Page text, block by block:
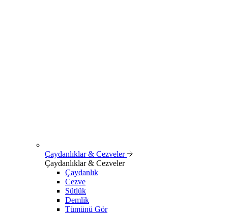
Çaydanlıklar & Cezveler
Çaydanlıklar & Cezveler
Çaydanlık
Cezve
Sütlük
Demlik
Tümünü Gör